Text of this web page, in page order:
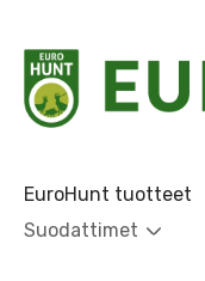
EuroHunt tuotteet
Suodattimet